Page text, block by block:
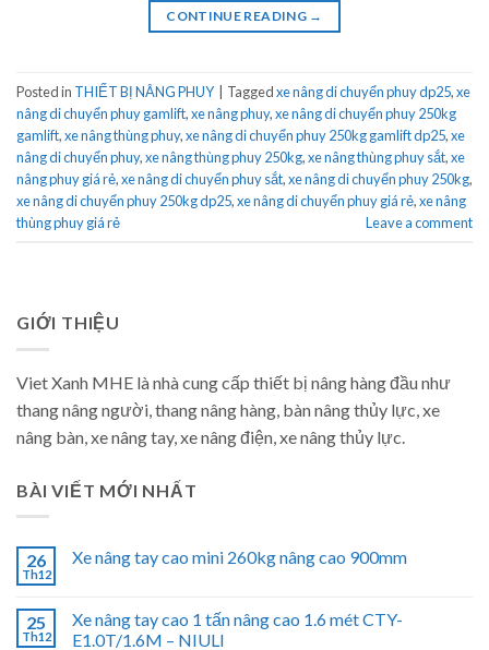
CONTINUE READING →
Posted in THIẾT BỊ NÂNG PHUY Taggedxe nâng di chuyển phuy dp25,xe
nâng di chuyển phuy gamlift,xe nâng phuy,xe nâng di chuyển phuy 250kg
gamlift,xe nâng thùng phuy,xe nâng di chuyển phuy 250kg gamlift dp25,xe
nâng di chuyển phuy,xe nâng thùng phuy 250kg,xe nâng thùng phuy sắt,xe
nâng phuy giá rẻ,xe nâng di chuyển phuy sắt,xe nâng di chuyển phuy 250kg,
xe nâng di chuyển phuy 250kg dp25,xe nâng di chuyển phuy giá rẻ,xe nâng
thùng phuy giá rẻ
Leave a comment
GIỚI THIỆU
Viet Xanh MHE là nhà cung cấp thiết bị nâng hàng đầu như
thang nâng người, thang nâng hàng, bàn nâng thủy lực, xe
nâng bàn, xe nâng tay, xe nâng điện, xe nâng thủy lực.
BÀI VIẾT MỚI NHẤT
26
Th12
Xe nâng tay cao mini 260kg nâng cao 900mm
25
Th12
Xe nâng tay cao 1 tấn nâng cao 1.6 mét CTY-
E1.0T/1.6M – NIULI